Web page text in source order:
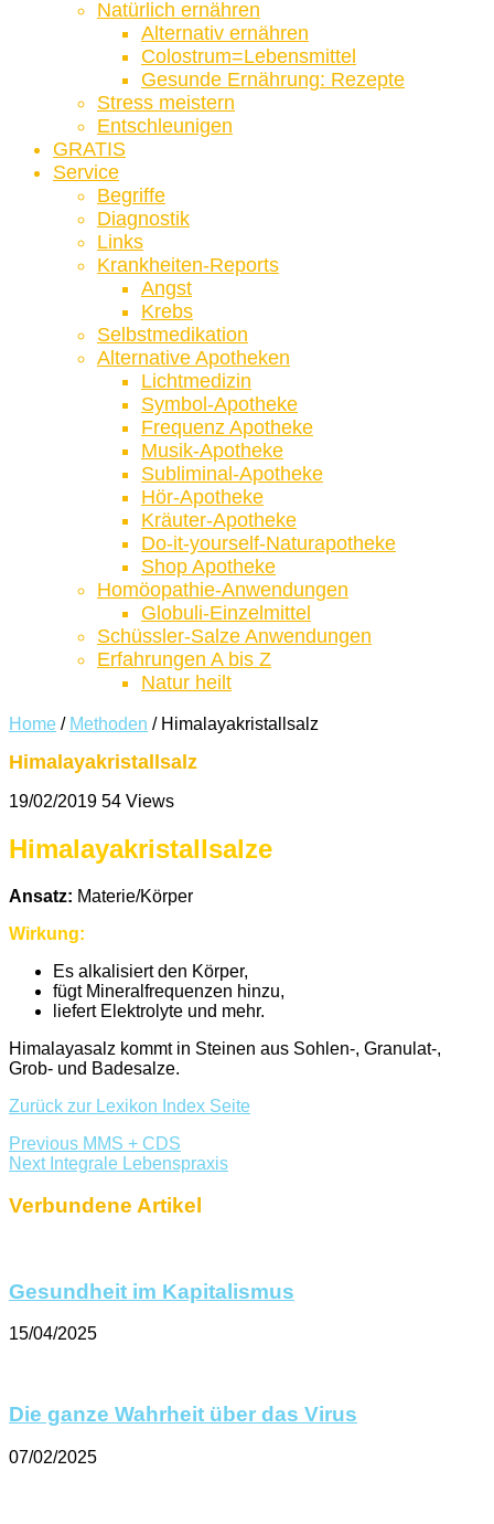
Natürlich ernähren
Alternativ ernähren
Colostrum=Lebensmittel
Gesunde Ernährung: Rezepte
Stress meistern
Entschleunigen
GRATIS
Service
Begriffe
Diagnostik
Links
Krankheiten-Reports
Angst
Krebs
Selbstmedikation
Alternative Apotheken
Lichtmedizin
Symbol-Apotheke
Frequenz Apotheke
Musik-Apotheke
Subliminal-Apotheke
Hör-Apotheke
Kräuter-Apotheke
Do-it-yourself-Naturapotheke
Shop Apotheke
Homöopathie-Anwendungen
Globuli-Einzelmittel
Schüssler-Salze Anwendungen
Erfahrungen A bis Z
Natur heilt
Home / Methoden / Himalayakristallsalz
Himalayakristallsalz
19/02/2019 54 Views
Himalayakristallsalze
Ansatz: Materie/Körper
Wirkung:
Es alkalisiert den Körper,
fügt Mineralfrequenzen hinzu,
liefert Elektrolyte und mehr.
Himalayasalz kommt in Steinen aus Sohlen-, Granulat-,
Grob- und Badesalze.
Zurück zur Lexikon Index Seite
Previous MMS + CDS
NextIntegrale Lebenspraxis
Verbundene Artikel
Gesundheit im Kapitalismus
15/04/2025
Die ganze Wahrheit über das Virus
07/02/2025